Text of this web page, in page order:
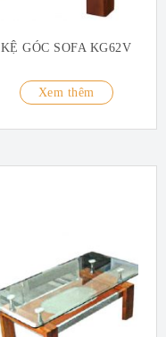
KỆ GÓC SOFA KG62V
Xem thêm